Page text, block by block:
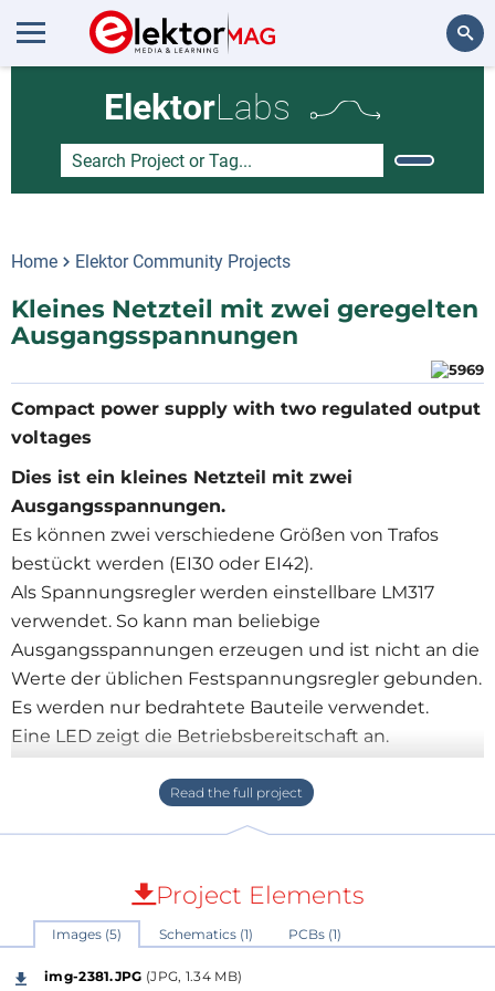
ElektorLabs
Home Elektor Community Projects
Kleines Netzteil mit zwei geregelten
Ausgangsspannungen
Compact power supply with two regulated output
voltages
Dies ist ein kleines Netzteil mit zwei
Ausgangsspannungen.
Es können zwei verschiedene Größen von Trafos
bestückt werden (EI30 oder EI42).
Als Spannungsregler werden einstellbare LM317
verwendet. So kann man beliebige
Ausgangsspannungen erzeugen und ist nicht an die
Werte der üblichen Festspannungsregler gebunden.
Es werden nur bedrahtete Bauteile verwendet.
Eine LED zeigt die Betriebsbereitschaft an.
Es ist genügend Platz für Kühlkörper für die Regler
Schaltungsbeschreibung:
über die Sicherung F1 zum Pin 1 der Trafos. An X2
kann man einen Netzschalter anschließen, falls nicht
benötigt überbrücken oder die zweite Netzleitung
direkt an X2-2 anschließen, der ist mit Pin 5 der Trafos
Project Elements
Images (5) Schematics (1) PCBs (1)
img-2381.JPG (JPG, 1.34 MB)